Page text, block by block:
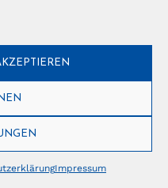
Impressum